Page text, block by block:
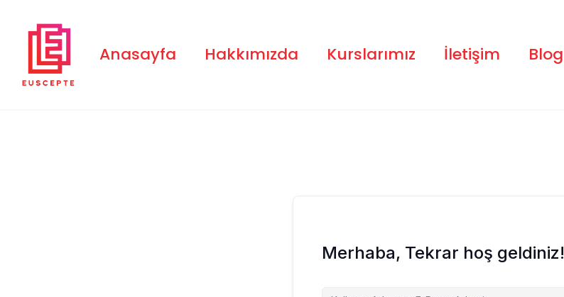
Anasayfa Hakkımızda Kurslarımız İletişim Blog
Merhaba, Tekrar hoş geldiniz!